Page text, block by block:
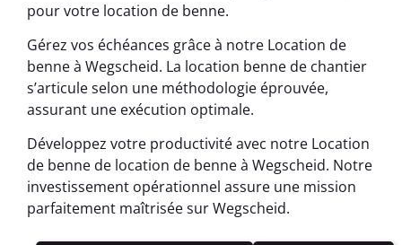
pour votre location de benne.
Gérez vos échéances grâce à notre Location de
benne à Wegscheid. La location benne de chantier
s’articule selon une méthodologie éprouvée,
assurant une exécution optimale.
Développez votre productivité avec notre Location
de benne de location de benne à Wegscheid. Notre
investissement opérationnel assure une mission
parfaitement maîtrisée sur Wegscheid.